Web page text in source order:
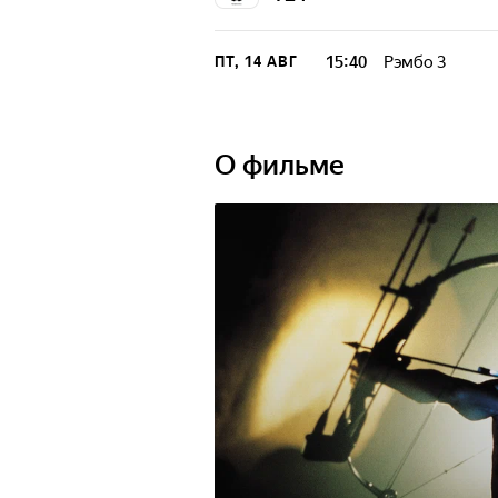
ПТ, 14 АВГ 15:40 Рэмбо 3
О фильме